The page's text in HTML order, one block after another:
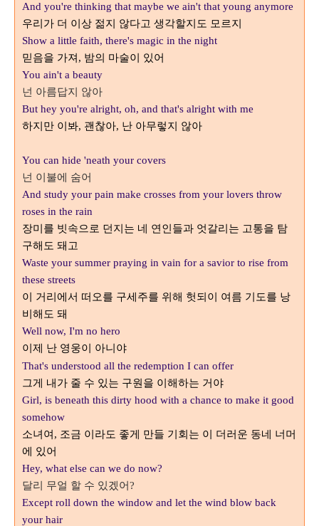
And you're thinking that maybe we ain't that young anymore
우리가 더 이상 젊지 않다고 생각할지도 모르지
Show a little faith, there's magic in the night
믿음을 가져, 밤의 마술이 있어
You ain't a beauty
넌 아름답지 않아
But hey you're alright, oh, and that's alright with me
하지만 이봐, 괜찮아, 난 아무렇지 않아
You can hide 'neath your covers
넌 이불에 숨어
And study your pain make crosses from your lovers throw
roses in the rain
장미를 빗속으로 던지는 네 연인들과 엇갈리는 고통을 탐
구해도 돼고
Waste your summer praying in vain for a savior to rise from
these streets
이 거리에서 떠오를 구세주를 위해 헛되이 여름 기도를 낭
비해도 돼
Well now, I'm no hero
이제 난 영웅이 아니야
That's understood all the redemption I can offer
그게 내가 줄 수 있는 구원을 이해하는 거야
Girl, is beneath this dirty hood with a chance to make it good
somehow
소녀여, 조금 이라도 좋게 만들 기회는 이 더러운 동네 너머
에 있어
Hey, what else can we do now?
달리 무얼 할 수 있겠어?
Except roll down the window and let the wind blow back
your hair